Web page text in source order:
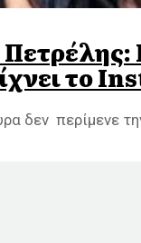
το
δεν περίμενε